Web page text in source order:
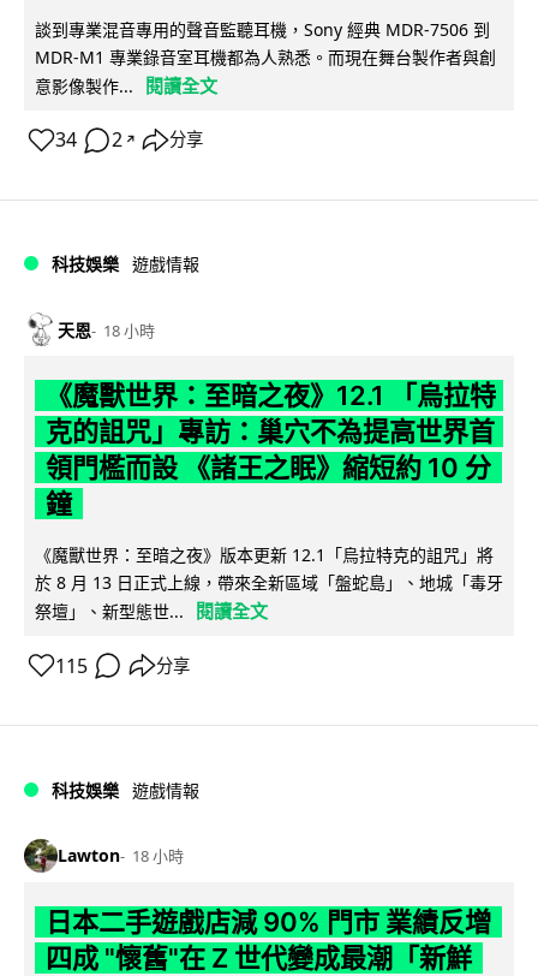
談到專業混音專用的聲音監聽耳機，Sony 經典 MDR-7506 到
MDR-M1 專業錄音室耳機都為人熟悉。而現在舞台製作者與創
意影像製作...
閱讀全文
34 2 ↗ 分享
科技娛樂 遊戲情報
天恩 18 小時
《魔獸世界：至暗之夜》12.1 「烏拉特
克的詛咒」專訪：巢穴不為提高世界首
領門檻而設 《諸王之眠》縮短約 10 分
鐘
《魔獸世界：至暗之夜》版本更新 12.1「烏拉特克的詛咒」將
於 8 月 13 日正式上線，帶來全新區域「盤蛇島」、地城「毒牙
祭壇」、新型態世...
閱讀全文
115 分享
科技娛樂 遊戲情報
Lawton 18 小時
日本二手遊戲店減 90% 門市 業績反增
四成 "懷舊"在 Z 世代變成最潮「新鮮